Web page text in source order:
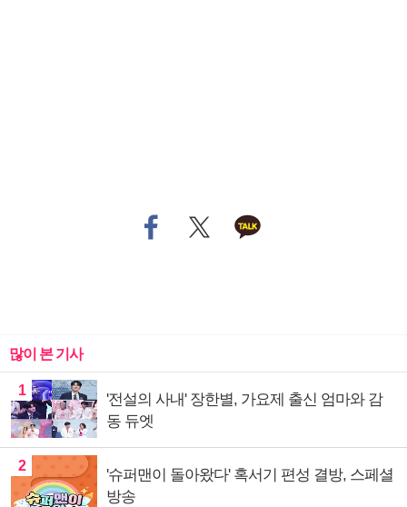
많이 본 기사
1
'전설의 사내' 장한별, 가요제 출신 엄마와 감
동 듀엣
2
'슈퍼맨이 돌아왔다' 혹서기 편성 결방, 스페셜
방송